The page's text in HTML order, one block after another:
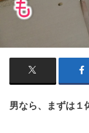
男なら、まずは